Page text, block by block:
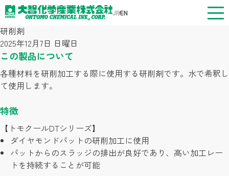
JPEN
トップページ
事業案内
企業情報
お知らせ
用途別分類:削る
研削剤
2025年12月7日 日曜日
この製品について
各種材料を研削加工する際に使用する研削剤です。水で希釈し
て使用します。
特徴
【トモクールDTシリーズ】
ダイヤモンドパットの研削加工に使用
パットからのスラッジの排出が良好であり、高い加工レー
トを持続することが可能